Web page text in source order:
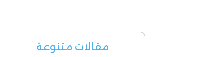
مقالات متنوعة